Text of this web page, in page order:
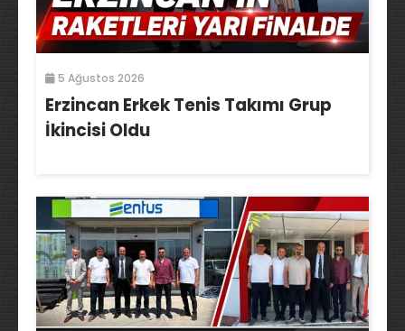
5 Ağustos 2026
Erzincan Erkek Tenis Takımı Grup
İkincisi Oldu